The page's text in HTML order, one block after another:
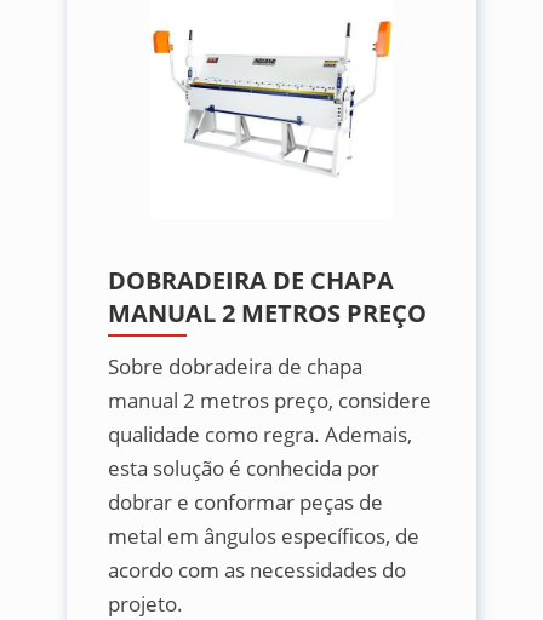
DOBRADEIRA DE CHAPA
MANUAL 2 METROS PREÇO
Sobre dobradeira de chapa
manual 2 metros preço, considere
qualidade como regra. Ademais,
esta solução é conhecida por
dobrar e conformar peças de
metal em ângulos específicos, de
acordo com as necessidades do
projeto.